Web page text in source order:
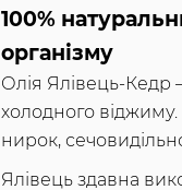
100%
організму
Олія Ялівець-Кедр
холодного
нирок,
Ялівець здавна